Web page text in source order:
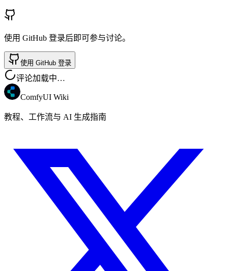
使用 GitHub 登录后即可参与讨论。
使用 GitHub 登录
评论加载中…
ComfyUI Wiki
教程、工作流与 AI 生成指南